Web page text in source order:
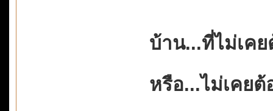
บ้าน...ที่ไม่เคย
หรือ...ไม่เคยต้